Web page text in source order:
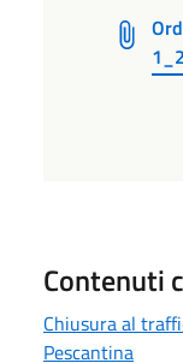
Contenuti
Chiusura al
Pescantina